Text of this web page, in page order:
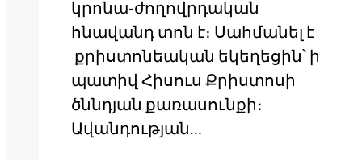
կրոնա-ժողովրդական
հնավանդ տոն է։ Սահմանել է
քրիստոնեական եկեղեցին՝ ի
պատիվ Հիսուս Քրիստոսի
ծննդյան քառասունքի։
Ավանդության…